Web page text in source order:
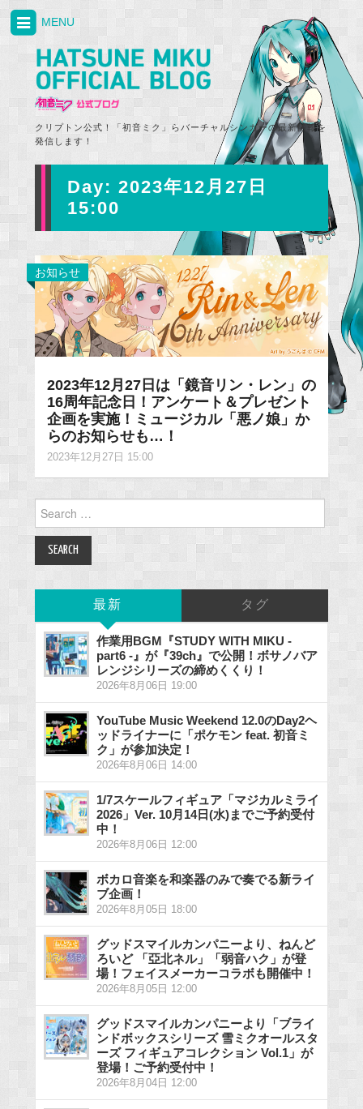
クリプトン公式！「初音ミク」らバーチャルシンガーの最新情報を
発信します！
MENU
Day: 2023年12月27日
15:00
お知らせ
2023年12月27日は「鏡音リン・レン」の
16周年記念日！アンケート＆プレゼント
企画を実施！ミュージカル「悪ノ娘」か
らのお知らせも…！
2023年12月27日 15:00
for:
最新 タグ
作業用BGM『STUDY WITH MIKU -
part6 -』が『39ch』で公開！ボサノバア
レンジシリーズの締めくくり！
2026年8月06日 19:00
YouTube Music Weekend 12.0のDay2ヘ
ッドライナーに「ポケモン feat. 初音ミ
ク」が参加決定！
2026年8月06日 14:00
1/7スケールフィギュア「マジカルミライ
2026」Ver. 10月14日(水)までご予約受付
中！
2026年8月06日 12:00
ボカロ音楽を和楽器のみで奏でる新ライ
ブ企画！
2026年8月05日 18:00
グッドスマイルカンパニーより、ねんど
ろいど 「亞北ネル」「弱音ハク」が登
場！フェイスメーカーコラボも開催中！
2026年8月05日 12:00
グッドスマイルカンパニーより「ブライ
ンドボックスシリーズ 雪ミクオールスタ
ーズ フィギュアコレクション Vol.1」が
登場！ご予約受付中！
2026年8月04日 12:00